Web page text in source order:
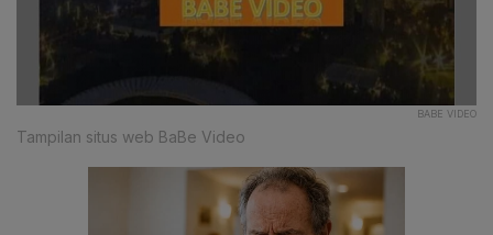
BABE VIDEO
Tampilan situs web BaBe Video